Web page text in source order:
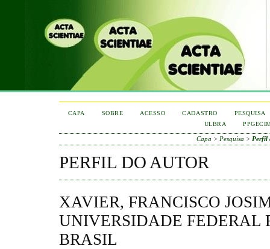
CAPA SOBRE ACESSO CADASTRO
PESQUISA
ULBRA
Capa > Pesquisa > Perfil
PERFIL DO AUTOR
XAVIER, FRANCISCO
UNIVERSIDADE FEDERAL
BRASIL